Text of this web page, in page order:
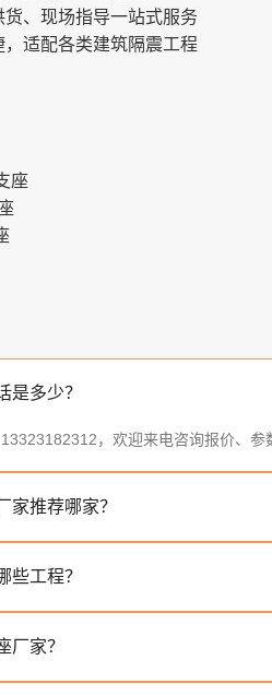
货、现场指导一站式服务
，适配各类建筑隔震工程
座
是多少？
，欢迎来电咨询报价、参
家推荐哪家？
些工程？
厂家？